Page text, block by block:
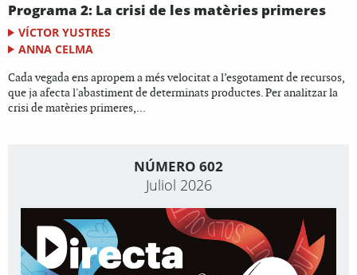
Programa 2: La crisi de les matèries primeres
VÍCTOR YUSTRES
ANNA CELMA
Cada vegada ens apropem a més velocitat a l’esgotament de recursos,
que ja afecta l'abastiment de determinats productes. Per analitzar la
crisi de matèries primeres,...
NÚMERO 602
Juliol 2026